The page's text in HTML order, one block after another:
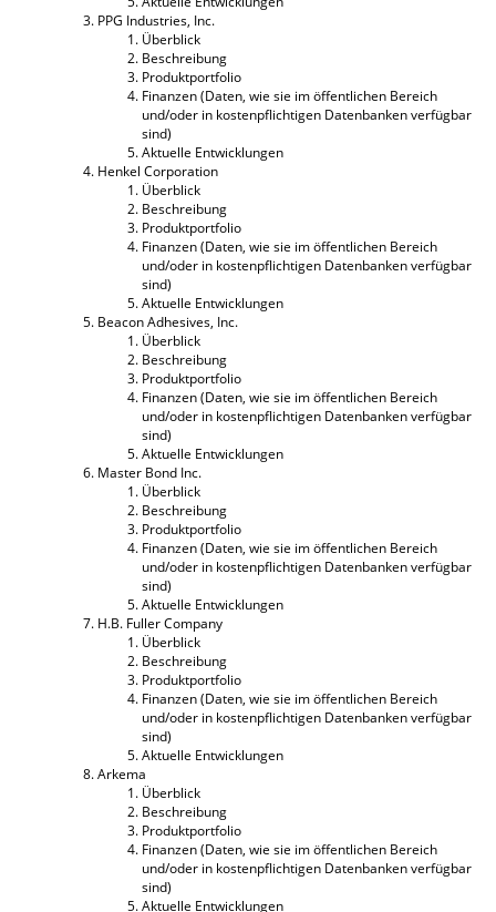
PPG Industries, Inc.
Überblick
Beschreibung
Produktportfolio
Finanzen (Daten, wie sie im öffentlichen Bereich
und/oder in kostenpflichtigen Datenbanken verfügbar
sind)
Aktuelle Entwicklungen
Henkel Corporation
Überblick
Beschreibung
Produktportfolio
Finanzen (Daten, wie sie im öffentlichen Bereich
und/oder in kostenpflichtigen Datenbanken verfügbar
sind)
Aktuelle Entwicklungen
Beacon Adhesives, Inc.
Überblick
Beschreibung
Produktportfolio
Finanzen (Daten, wie sie im öffentlichen Bereich
und/oder in kostenpflichtigen Datenbanken verfügbar
sind)
Aktuelle Entwicklungen
Master Bond Inc.
Überblick
Beschreibung
Produktportfolio
Finanzen (Daten, wie sie im öffentlichen Bereich
und/oder in kostenpflichtigen Datenbanken verfügbar
sind)
Aktuelle Entwicklungen
H.B. Fuller Company
Überblick
Beschreibung
Produktportfolio
Finanzen (Daten, wie sie im öffentlichen Bereich
und/oder in kostenpflichtigen Datenbanken verfügbar
sind)
Aktuelle Entwicklungen
Arkema
Überblick
Beschreibung
Produktportfolio
Finanzen (Daten, wie sie im öffentlichen Bereich
und/oder in kostenpflichtigen Datenbanken verfügbar
sind)
Aktuelle Entwicklungen